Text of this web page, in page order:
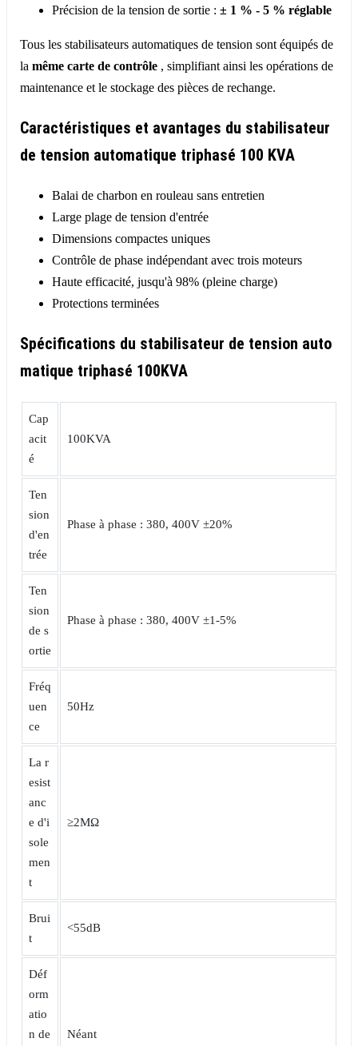
Précision de la tension de sortie : ± 1 % - 5 % réglable
Tous les stabilisateurs automatiques de tension sont équipés de
la même carte de contrôle , simplifiant ainsi les opérations de
maintenance et le stockage des pièces de rechange.
Caractéristiques et avantages du stabilisateur
de tension automatique triphasé 100 KVA
Balai de charbon en rouleau sans entretien
Large plage de tension d'entrée
Dimensions compactes uniques
Contrôle de phase indépendant avec trois moteurs
Haute efficacité, jusqu'à 98% (pleine charge)
Protections terminées
Spécifications du stabilisateur de tension auto
matique triphasé 100KVA
Cap
acit
é
100KVA
Ten
sion
d'en
trée
Phase à phase : 380, 400V ±20%
Ten
sion
de s
ortie
Phase à phase : 380, 400V ±1-5%
Fréq
uen
ce
50Hz
La r
esist
anc
e d'i
sole
men
t
≥2MΩ
Brui
t
<55dB
Déf
orm
atio
n de
Néant